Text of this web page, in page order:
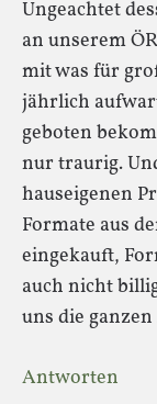
Ungeachtet
an unserem
mit was für
jährlich
geboten
nur traurig.
hauseigenen
Formate aus
eingekauft,
auch nicht
uns die
Antworten